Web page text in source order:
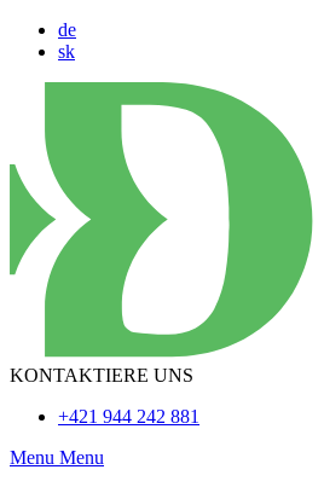
de
sk
KONTAKTIERE UNS
+421 944 242 881
Menu Menu